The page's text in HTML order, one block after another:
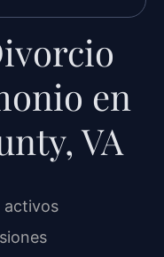
en
VA
activos